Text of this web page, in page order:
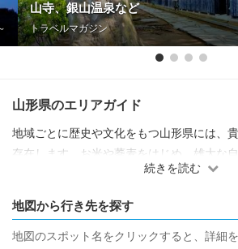
山寺、銀山温泉など
トラベルマガジン
山形県のエリアガイド
地域ごとに歴史や文化をもつ山形県には、
存在します。お米や蕎麦をはじめ、雄大な
化、全市町村に涌く温泉や日本海の美しい
続きを読む
地図から行き先を探す
地図のスポット名をクリックすると、詳細